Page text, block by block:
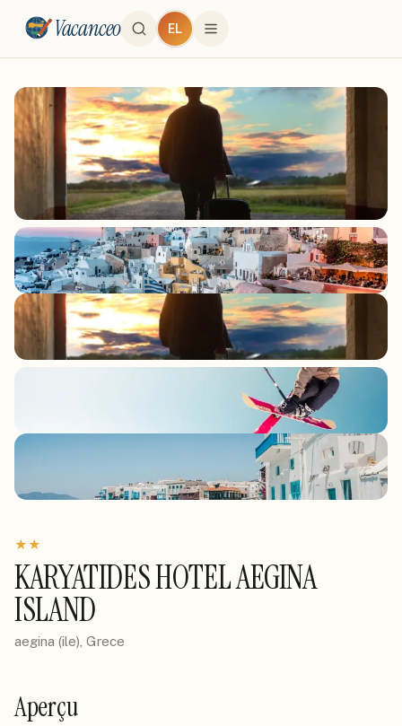
Vacanceo EL
★★
KARYATIDES HOTEL AEGINA
ISLAND
aegina (ile), Grece
Aperçu